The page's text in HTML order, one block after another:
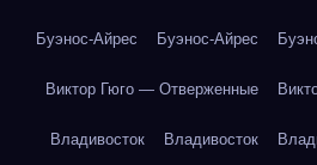
Буэнос-Айрес Буэнос-Айрес
Виктор Гюго — Отверженные
Владивосток Владивосток